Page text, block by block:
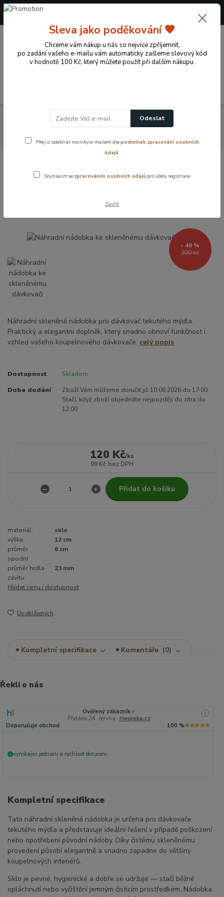
+420 724 722 973
0 Kč
Koupelnové vybavení a doplňky
Koupelnové příslušenství
Dávkovače mýdla a mýdelníky
Náhradní nádobka ke skleněnému
dávkovači mýdla
Náhradní nádobka ke skleněnému
200 Kč
- 40 %
Náhradní skleněná nádobka pro dávkovač tekutého mýdla.
Praktický a elegantní doplněk, který snadno obnoví funkčnost i
vzhled vašeho koupelnového dávkovače. celý popis
Dostupnost Skladem
Doba dodání
Zboží Vám můžeme doručit již 10.08.2026 do 17:00.
Stačí, když zboží objednáte nejpozději do zítra do
12:00
120 Kč/ks
99 Kč bez DPH
Přidat do košíku
materiál:
sklo
výška:
12 cm
průměr
spodní:
6 cm
průměr hrdla
závitu:
23 mm
Hlídat cenu / dostupnost
Do oblíbených
Kompletní specifikace Komentáře 0
Řekli o nás
Ověřený zákazník ✓
Přidáno 24. června · Heureka.cz
i
Doporučuje obchod 100 %★★★★★
+ vynikajici jednani a rychlost doruceni.
Kompletní specifikace
Tato náhradní skleněná nádobka je určena pro dávkovače
tekutého mýdla a představuje ideální řešení v případě poškození
nebo opotřebení původní nádoby. Díky čistému skleněnému
provedení působí elegantně a snadno zapadne do většiny
koupelnových interiérů.
Sklo je pevné, hygienické a dobře se udržuje — stačí běžné
opláchnutí nebo vyčištění jemným čisticím prostředkem. Nádobka
Sleva jako poděkování 🧡
Chceme vám nákup u nás co nejvíce zpříjemnit,
po zadání vašeho e-mailu vám automaticky zašleme slevový kód
v hodnotě 100 Kč, který můžete použít při dalším nákupu.
Odeslat
Přeji si odebírat novinky e-mailem dlepodmínek zpracování osobních
údajů.
Souhlasím se zpracováním osobních údajů pro účely registrace.
Zavřít